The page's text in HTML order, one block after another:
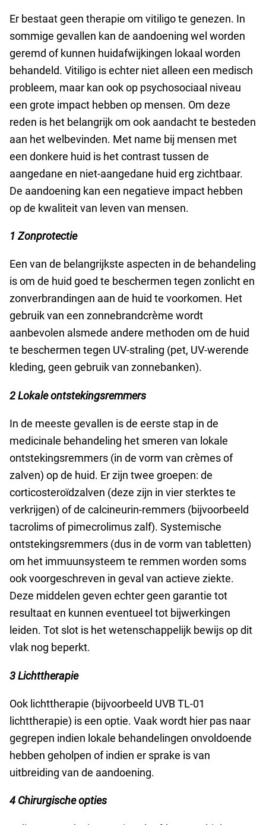
Er bestaat geen therapie om vitiligo te genezen. In
sommige gevallen kan de aandoening wel worden
geremd of kunnen huidafwijkingen lokaal worden
behandeld. Vitiligo is echter niet alleen een medisch
probleem, maar kan ook op psychosociaal niveau
een grote impact hebben op mensen. Om deze
reden is het belangrijk om ook aandacht te besteden
aan het welbevinden. Met name bij mensen met
een donkere huid is het contrast tussen de
aangedane en niet-aangedane huid erg zichtbaar.
De aandoening kan een negatieve impact hebben
op de kwaliteit van leven van mensen.
1 Zonprotectie
Een van de belangrijkste aspecten in de behandeling
is om de huid goed te beschermen tegen zonlicht en
zonverbrandingen aan de huid te voorkomen. Het
gebruik van een zonnebrandcrème wordt
aanbevolen alsmede andere methoden om de huid
te beschermen tegen UV-straling (pet, UV-werende
kleding, geen gebruik van zonnebanken).
2 Lokale ontstekingsremmers
In de meeste gevallen is de eerste stap in de
medicinale behandeling het smeren van lokale
ontstekingsremmers (in de vorm van crèmes of
zalven) op de huid. Er zijn twee groepen: de
corticosteroïdzalven (deze zijn in vier sterktes te
verkrijgen) of de calcineurin-remmers (bijvoorbeeld
tacrolims of pimecrolimus zalf). Systemische
ontstekingsremmers (dus in de vorm van tabletten)
om het immuunsysteem te remmen worden soms
ook voorgeschreven in geval van actieve ziekte.
Deze middelen geven echter geen garantie tot
resultaat en kunnen eventueel tot bijwerkingen
leiden. Tot slot is het wetenschappelijk bewijs op dit
vlak nog beperkt.
3 Lichttherapie
Ook lichttherapie (bijvoorbeeld UVB TL-01
lichttherapie) is een optie. Vaak wordt hier pas naar
gegrepen indien lokale behandelingen onvoldoende
hebben geholpen of indien er sprake is van
uitbreiding van de aandoening.
4 Chirurgische opties